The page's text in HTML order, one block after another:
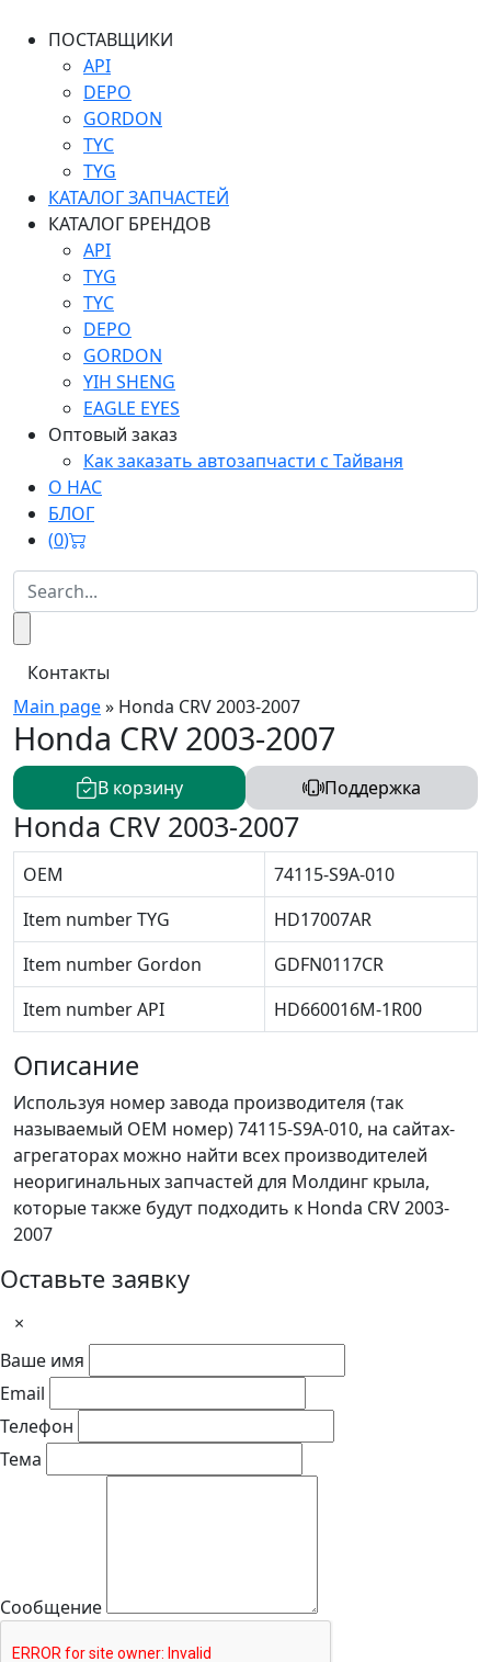
ПОСТАВЩИКИ
API
DEPO
GORDON
TYC
TYG
КАТАЛОГ ЗАПЧАСТЕЙ
КАТАЛОГ БРЕНДОВ
API
TYG
TYC
DEPO
GORDON
YIH SHENG
EAGLE EYES
Оптовый заказ
Как заказать автозапчасти с Тайваня
О НАС
БЛОГ
(0)
Контакты
Main page» Honda CRV 2003-2007
Honda CRV 2003-2007
В корзину Поддержка
Honda CRV 2003-2007
OEM
74115-S9A-010
Item number TYG
HD17007AR
Item number Gordon
GDFN0117CR
Item number API
HD660016M-1R00
Описание
Используя номер завода производителя (так
называемый ОЕМ номер) 74115-S9A-010, на сайтах-
агрегаторах можно найти всех производителей
неоригинальных запчастей для Молдинг крыла,
которые также будут подходить к Honda CRV 2003-
2007
Оставьте заявку
×
Ваше имя
Email
Телефон
Тема
Сообщение